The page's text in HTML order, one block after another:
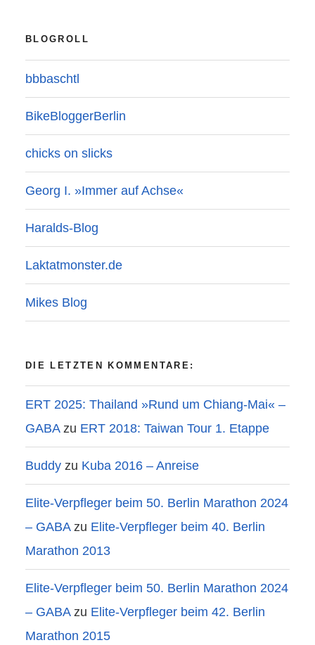
BLOGROLL
bbbaschtl
BikeBloggerBerlin
chicks on slicks
Georg I. »Immer auf Achse«
Haralds-Blog
Laktatmonster.de
Mikes Blog
DIE LETZTEN KOMMENTARE:
ERT 2025: Thailand »Rund um Chiang-Mai« –
GABAzu ERT 2018: Taiwan Tour 1. Etappe
Buddy zu Kuba 2016 – Anreise
Elite-Verpfleger beim 50. Berlin Marathon 2024
– GABAzu Elite-Verpfleger beim 40. Berlin
Marathon 2013
Elite-Verpfleger beim 50. Berlin Marathon 2024
– GABAzu Elite-Verpfleger beim 42. Berlin
Marathon 2015